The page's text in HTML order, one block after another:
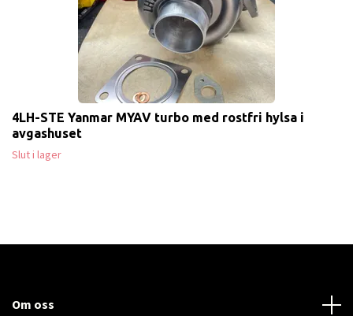
4LH-STE Yanmar MYAV turbo med rostfri hylsa i
avgashuset
Slut i lager
Om oss